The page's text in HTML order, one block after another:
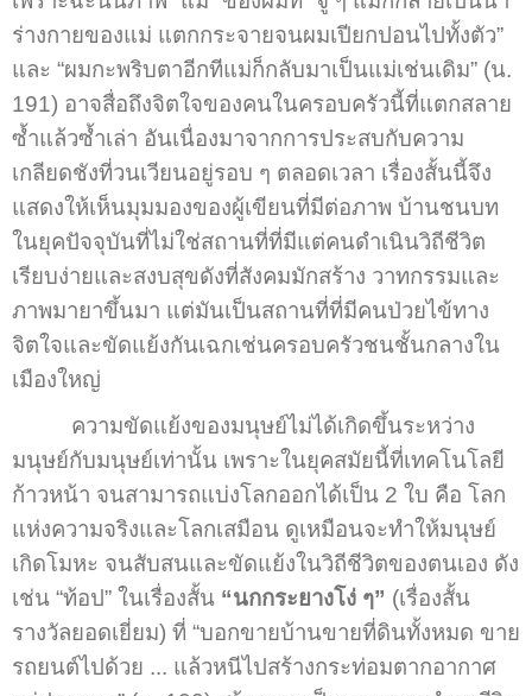
ร่างกายของแม่ แตกกระจายจนผมเปียกปอนไปทั้งตัว”
และ “ผมกะพริบตาอีกทีแม่ก็กลับมาเป็นแม่เช่นเดิม” (น.
191) อาจสื่อถึงจิตใจของคนในครอบครัวนี้ที่แตกสลาย
ซ้ำแล้วซ้ำเล่า อันเนื่องมาจากการประสบกับความ
เกลียดชังที่วนเวียนอยู่รอบ ๆ ตลอดเวลา เรื่องสั้นนี้จึง
แสดงให้เห็นมุมมองของผู้เขียนที่มีต่อภาพ บ้านชนบท
ในยุคปัจจุบันที่ไม่ใช่สถานที่ที่มีแต่คนดำเนินวิถีชีวิต
เรียบง่ายและสงบสุขดังที่สังคมมักสร้าง วาทกรรมและ
ภาพมายาขึ้นมา แต่มันเป็นสถานที่ที่มีคนป่วยไข้ทาง
จิตใจและขัดแย้งกันเฉกเช่นครอบครัวชนชั้นกลางใน
เมืองใหญ่
ความขัดแย้งของมนุษย์ไม่ได้เกิดขึ้นระหว่าง
มนุษย์กับมนุษย์เท่านั้น เพราะในยุคสมัยนี้ที่เทคโนโลยี
ก้าวหน้า จนสามารถแบ่งโลกออกได้เป็น 2 ใบ คือ โลก
แห่งความจริงและโลกเสมือน ดูเหมือนจะทำให้มนุษย์
เกิดโมหะ จนสับสนและขัดแย้งในวิถีชีวิตของตนเอง ดัง
เช่น “ท้อป” ในเรื่องสั้น “นกกระยางโง่ ๆ” (เรื่องสั้น
รางวัลยอดเยี่ยม) ที่ “บอกขายบ้านขายที่ดินทั้งหมด ขาย
รถยนต์ไปด้วย ... แล้วหนีไปสร้างกระท่อมตากอากาศ